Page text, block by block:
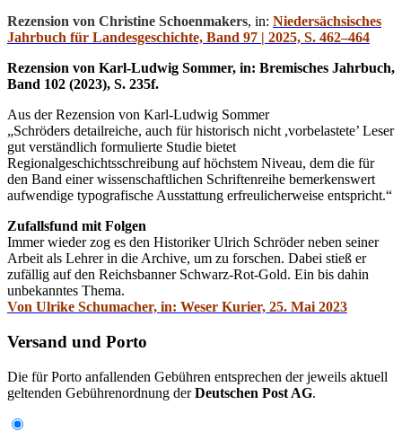
Rezension von Christine Schoenmakers, in: Niedersächsisches
Jahrbuch für Landesgeschichte, Band 97 | 2025, S. 462–464
Rezension von Karl-Ludwig Sommer, in: Bremisches Jahrbuch,
Band 102 (2023), S. 235f.
Aus der Rezension von Karl-Ludwig Sommer
„Schröders detailreiche, auch für historisch nicht ,vorbelastete’ Leser
gut verständlich formulierte Studie bietet
Regionalgeschichtsschreibung auf höchstem Niveau, dem die für
den Band einer wissenschaftlichen Schriftenreihe bemerkenswert
aufwendige typografische Ausstattung erfreulicherweise entspricht.“
Zufallsfund mit Folgen
Immer wieder zog es den Historiker Ulrich Schröder neben seiner
Arbeit als Lehrer in die Archive, um zu forschen. Dabei stieß er
zufällig auf den Reichsbanner Schwarz-Rot-Gold. Ein bis dahin
unbekanntes Thema.
Von Ulrike Schumacher, in: Weser Kurier, 25. Mai 2023
Versand und Porto
Die für Porto anfallenden Gebühren entsprechen der jeweils aktuell
geltenden Gebührenordnung derDeutschen Post AG.